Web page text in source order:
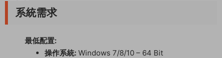
系統需求
最低配置:
操作系統: Windows 7/8/10 – 64 Bit